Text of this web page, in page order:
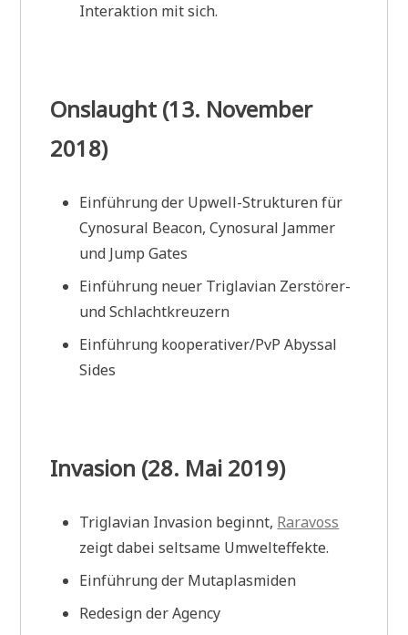
Interaktion mit sich.
Onslaught (13. November
2018)
Einführung der Upwell-Strukturen für
Cynosural Beacon, Cynosural Jammer
und Jump Gates
Einführung neuer Triglavian Zerstörer-
und Schlachtkreuzern
Einführung kooperativer/PvP Abyssal
Sides
Invasion (28. Mai 2019)
Triglavian Invasion beginnt, Raravoss
zeigt dabei seltsame Umwelteffekte.
Einführung der Mutaplasmiden
Redesign der Agency